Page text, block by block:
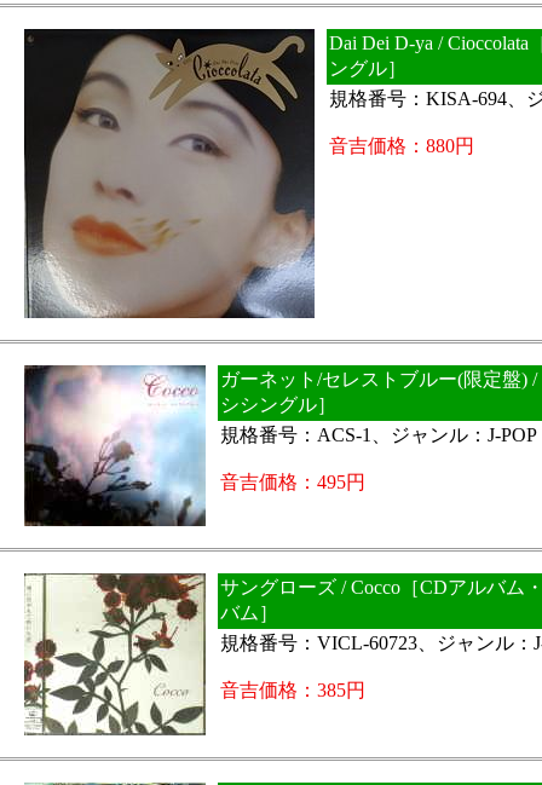
Dai Dei D-ya / Cioccolata
ングル］
規格番号：KISA-694、
音吉価格：880円
ガーネット/セレストブルー(限定盤) /
シシングル］
規格番号：ACS-1、ジャンル：J-POP
音吉価格：495円
サングローズ / Cocco［CDアルバム
バム］
規格番号：VICL-60723、ジャンル：
音吉価格：385円